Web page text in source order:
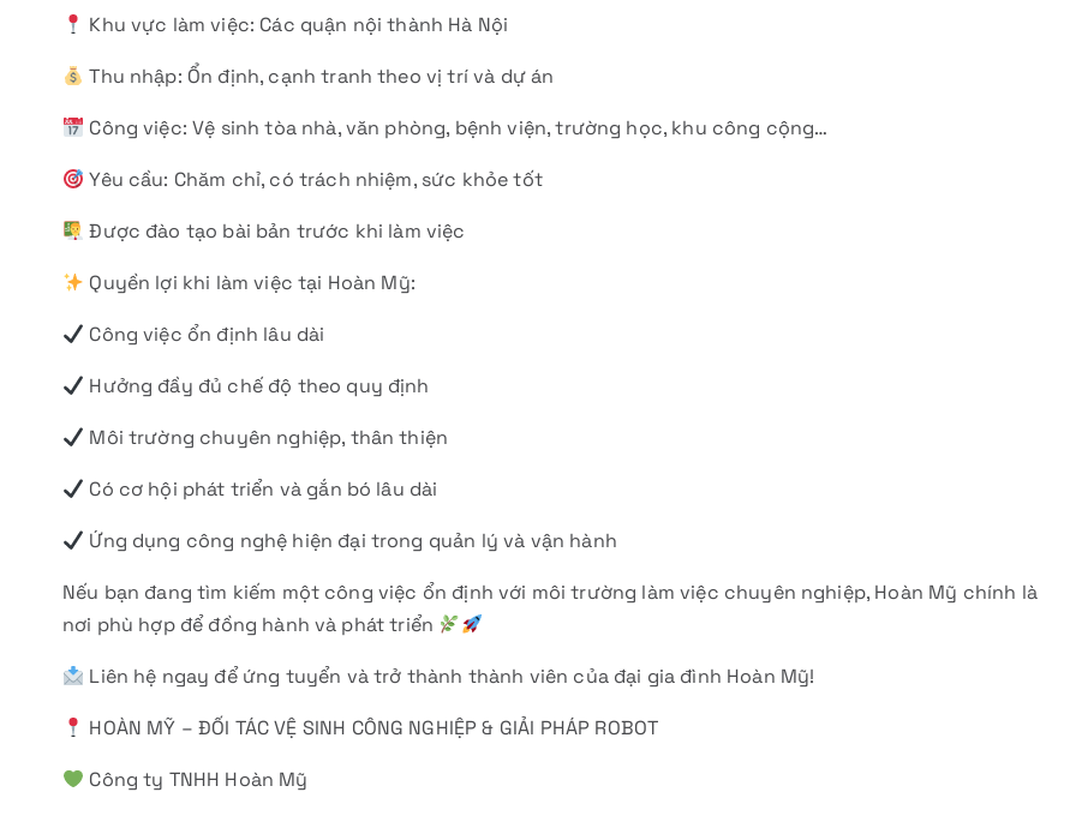
Khu vực làm việc: Các quận nội thành Hà Nội
Thu nhập: Ổn định, cạnh tranh theo vị trí và dự án
Công việc: Vệ sinh tòa nhà, văn phòng, bệnh viện, trường học, khu công cộng…
Yêu cầu: Chăm chỉ, có trách nhiệm, sức khỏe tốt
Được đào tạo bài bản trước khi làm việc
Quyền lợi khi làm việc tại Hoàn Mỹ:
Công việc ổn định lâu dài
Hưởng đầy đủ chế độ theo quy định
Môi trường chuyên nghiệp, thân thiện
Có cơ hội phát triển và gắn bó lâu dài
Ứng dụng công nghệ hiện đại trong quản lý và vận hành
Nếu bạn đang tìm kiếm một công việc ổn định với môi trường làm việc chuyên nghiệp, Hoàn Mỹ chính là
nơi phù hợp để đồng hành và phát triển
Liên hệ ngay để ứng tuyển và trở thành thành viên của đại gia đình Hoàn Mỹ!
HOÀN MỸ – ĐỐI TÁC VỆ SINH CÔNG NGHIỆP & GIẢI PHÁP ROBOT
Công ty TNHH Hoàn Mỹ